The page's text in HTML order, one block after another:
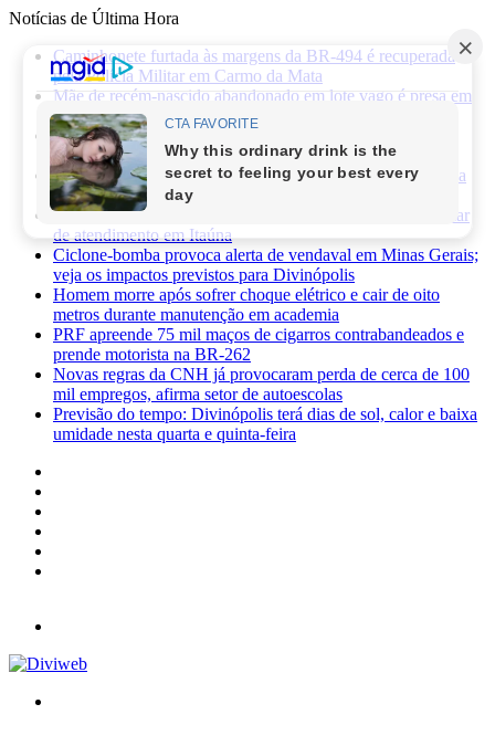
Notícias de Última Hora
Caminhonete furtada às margens da BR-494 é recuperada
pela Polícia Militar em Carmo da Mata
Mãe de recém-nascido abandonado em lote vago é presa em
Sabará
Três pessoas ficam feridas após ataque a facadas no bairro
Planalto, em Divinópolis
Previsão do tempo: fim de semana será de sol, calor e baixa
umidade em Divinópolis
Homem quebra vidro da recepção de hospital após reclamar
de atendimento em Itaúna
Ciclone-bomba provoca alerta de vendaval em Minas Gerais;
veja os impactos previstos para Divinópolis
Homem morre após sofrer choque elétrico e cair de oito
metros durante manutenção em academia
PRF apreende 75 mil maços de cigarros contrabandeados e
prende motorista na BR-262
Novas regras da CNH já provocaram perda de cerca de 100
mil empregos, afirma setor de autoescolas
Previsão do tempo: Divinópolis terá dias de sol, calor e baixa
umidade nesta quarta e quinta-feira